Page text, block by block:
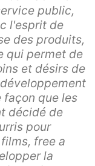
public,
l'esprit de
des produits,
qui permet de
et désirs de
façon que les
décidé de
pour
free a
la